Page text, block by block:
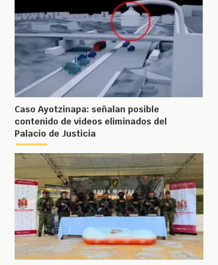
Caso Ayotzinapa: señalan posible
contenido de videos eliminados del
Palacio de Justicia